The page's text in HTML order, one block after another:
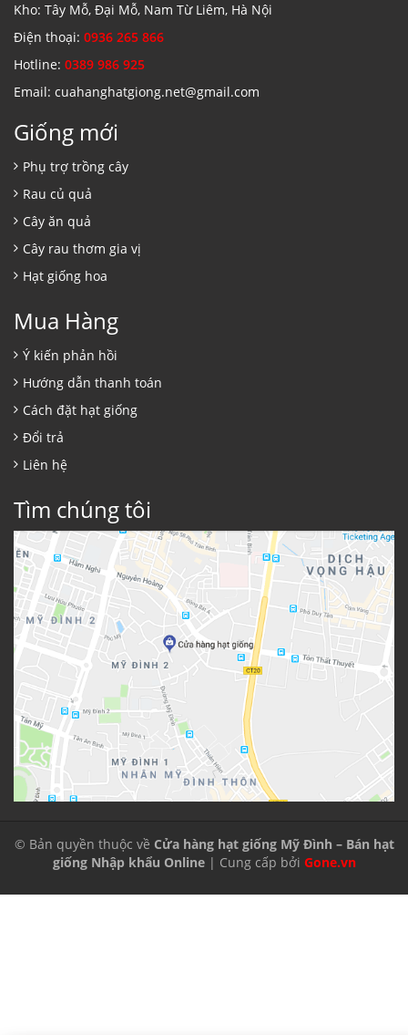
Kho: Tây Mỗ, Đại Mỗ, Nam Từ Liêm, Hà Nội
Điện thoại: 0936 265 866
Hotline: 0389 986 925
Email: cuahanghatgiong.net@gmail.com
Giống mới
Phụ trợ trồng cây
Rau củ quả
Cây ăn quả
Cây rau thơm gia vị
Hạt giống hoa
Mua Hàng
Ý kiến phản hồi
Hướng dẫn thanh toán
Cách đặt hạt giống
Đổi trả
Liên hệ
Tìm chúng tôi
© Bản quyền thuộc về Cửa hàng hạt giống Mỹ Đình – Bán hạt
giống Nhập khẩu Online| Cung cấp bởi Gone.vn